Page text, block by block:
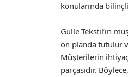
konularında
Gülle Tekstil’in
ön planda tutulur
Müşterilerin
parçasıdır.